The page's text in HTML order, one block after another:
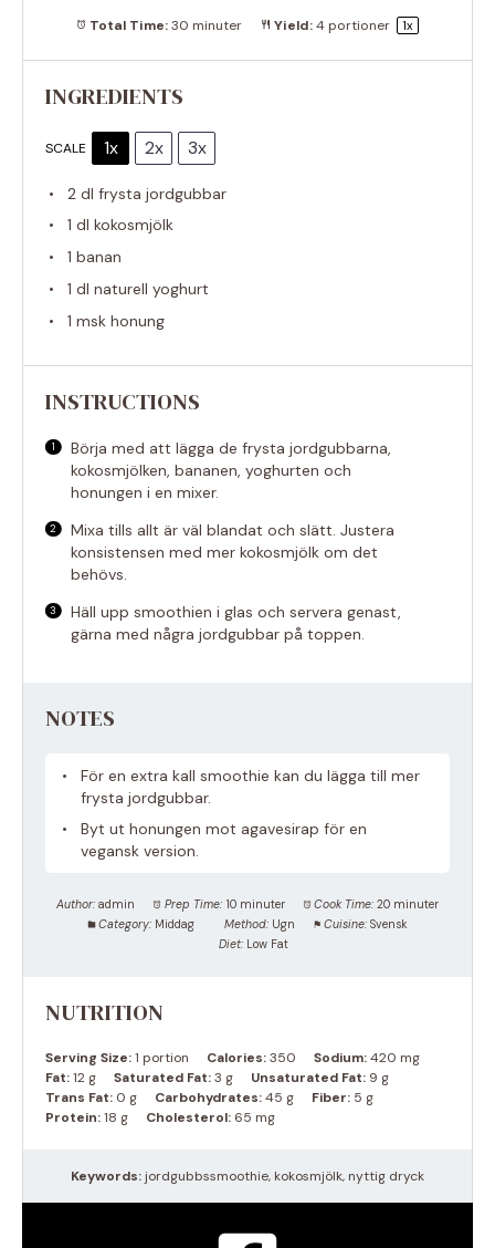
Total Time: 30 minuter Yield: 4 portioner 1x
INGREDIENTS
SCALE 1x 2x 3x
2 dl frysta jordgubbar
1 dl kokosmjölk
1 banan
1 dl naturell yoghurt
1 msk honung
INSTRUCTIONS
Börja med att lägga de frysta jordgubbarna,
kokosmjölken, bananen, yoghurten och
honungen i en mixer.
Mixa tills allt är väl blandat och slätt. Justera
konsistensen med mer kokosmjölk om det
behövs.
Häll upp smoothien i glas och servera genast,
gärna med några jordgubbar på toppen.
NOTES
För en extra kall smoothie kan du lägga till mer
frysta jordgubbar.
Byt ut honungen mot agavesirap för en
vegansk version.
Author: admin Prep Time: 10 minuter Cook Time: 20 minuter
Category: Middag Method: Ugn Cuisine: Svensk
Diet: Low Fat
NUTRITION
Serving Size:1 portion Calories:350 Sodium:420 mg
Fat:12 g Saturated Fat:3 g Unsaturated Fat: 9 g
Trans Fat: 0 g Carbohydrates:45 g Fiber: 5 g
Protein:18 g Cholesterol: 65 mg
Keywords: jordgubbssmoothie, kokosmjölk, nyttig dryck